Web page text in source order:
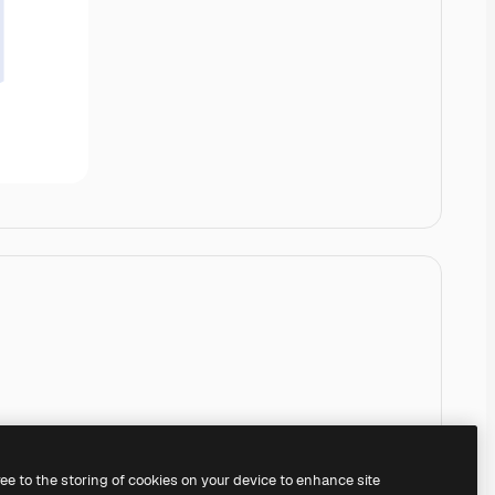
to the storing of cookies on your device to enhance site